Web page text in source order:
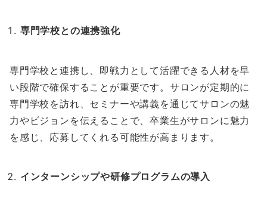
専門学校との連携強化
専門学校と連携し、即戦力として活躍できる人材を早
い段階で確保することが重要です。サロンが定期的に
専門学校を訪れ、セミナーや講義を通じてサロンの魅
力やビジョンを伝えることで、卒業生がサロンに魅力
を感じ、応募してくれる可能性が高まります。
インターンシップや研修プログラムの導入